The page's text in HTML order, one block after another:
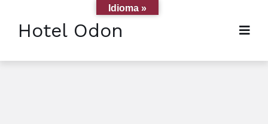
Hotel Odon
Idioma »